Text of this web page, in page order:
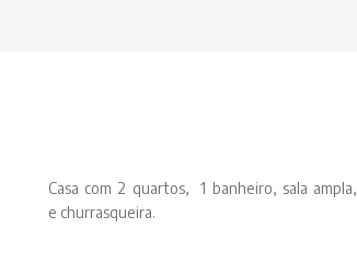
Casa com 2 quartos, 1 banheiro, sala
e churrasqueira.